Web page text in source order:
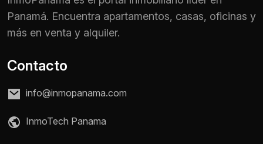
Motivo de consulta *
Panamá. Encuentra apartamentos, casas, oficinas y
más en venta y alquiler.
Contacto
info@inmopanama.com
InmoTech Panama